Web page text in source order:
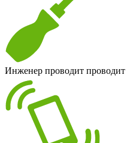
Инженер проводит проводит